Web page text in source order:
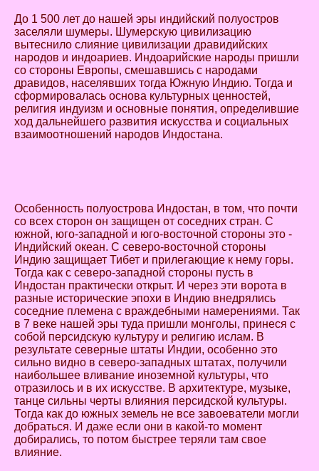
До 1 500 лет до нашей эры индийский полуостров
заселяли шумеры. Шумерскую цивилизацию
вытеснило слияние цивилизации дравидийских
народов и индоариев. Индоарийские народы пришли
со стороны Европы, смешавшись с народами
дравидов, населявших тогда Южную Индию. Тогда и
сформировалась основа культурных ценностей,
религия индуизм и основные понятия, определившие
ход дальнейшего развития искусства и социальных
взаимоотношений народов Индостана.
Особенность полуострова Индостан, в том, что почти
со всех сторон он защищен от соседних стран. С
южной, юго-западной и юго-восточной стороны это -
Индийский океан. С северо-восточной стороны
Индию защищает Тибет и прилегающие к нему горы.
Тогда как с северо-западной стороны пусть в
Индостан практически открыт. И через эти ворота в
разные исторические эпохи в Индию внедрялись
соседние племена с враждебными намерениями. Так
в 7 веке нашей эры туда пришли монголы, принеся с
собой персидскую культуру и религию ислам. В
результате северные штаты Индии, особенно это
сильно видно в северо-западных штатах, получили
наибольшее вливание иноземной культуры, что
отразилось и в их искусстве. В архитектуре, музыке,
танце сильны черты влияния персидской культуры.
Тогда как до южных земель не все завоеватели могли
добраться. И даже если они в какой-то момент
добирались, то потом быстрее теряли там свое
влияние.